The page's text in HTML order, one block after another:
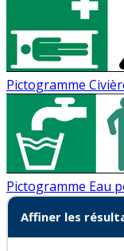
Pictogramme
Pictogramme Eau
Affiner les